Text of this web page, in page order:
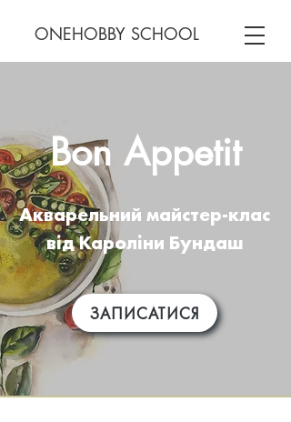
ONEHOBBY SCHOOL
Bon Appetit
Акварельний майстер-клас
від Кароліни Бундаш
ЗАПИСАТИСЯ